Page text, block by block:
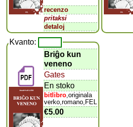
recenzo
pritaksi
detaloj
Kvanto:
Briĝo kun
veneno
Gates
En stoko
bitlibro ,originala
verko,romano,FEL
€5.00